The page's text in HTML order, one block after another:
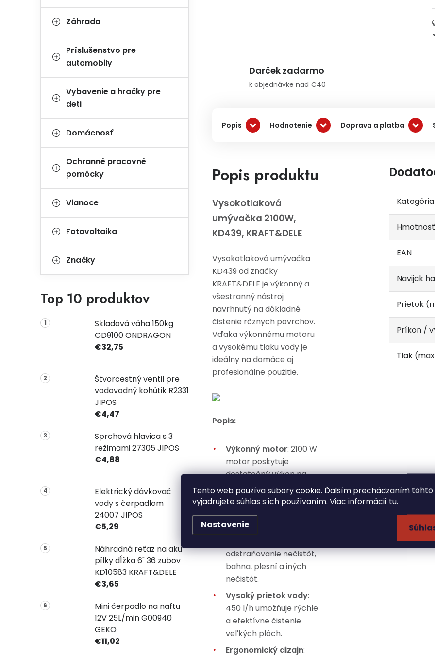
Tento web používa súbory cookie. Ďalším prechádzaním tohto
vyjadrujete súhlas s ich používaním. Viac informácií tu.
Nastavenie
Záhrada
Príslušenstvo pre
automobily
Vybavenie a hračky pre
deti
Domácnosť
Ochranné pracovné
pomôcky
Vianoce
Fotovoltaika
Značky
Top 10 produktov
Skladová váha 150kg
OD9100 ONDRAGON
€32,75
Štvorcestný ventil pre
vodovodný kohútik R2331
JIPOS
€4,47
Sprchová hlavica s 3
režimami 27305 JIPOS
€4,88
Elektrický dávkovač
vody s čerpadlom
24007 JIPOS
€5,29
Náhradná reťaz na aku
pílky dĺžka 6" 36 zubov
KD10583 KRAFT&DELE
€3,65
Mini čerpadlo na naftu
12V 25L/min G00940
GEKO
€11,02
Darček zadarmo
k objednávke nad €40
Popis Hodnotenie Doprava a platba
Popis produktu
Vysokotlaková
umývačka 2100W,
KD439, KRAFT&DELE
Vysokotlaková umývačka
KD439 od značky
KRAFT&DELE je výkonný a
všestranný nástroj
navrhnutý na dôkladné
čistenie rôznych povrchov.
Vďaka výkonnému motoru
a vysokému tlaku vody je
ideálny na domáce aj
profesionálne použitie.
Popis:
Výkonný motor: 2100 W
motor poskytuje
dostatočný výkon na
účinné čistenie aj tých
najodolnejších nečistôt.
Vysoký tlak
tlak 200 barov
odstraňovanie nečistôt,
bahna, plesní a iných
nečistôt.
Vysoký prietok vody:
450 l/h umožňuje rýchle
a efektívne čistenie
veľkých plôch.
Ergonomický dizajn:
Kategória
Hmotnosť
EAN
Navijak
Prietok
Príkon /
Tlak